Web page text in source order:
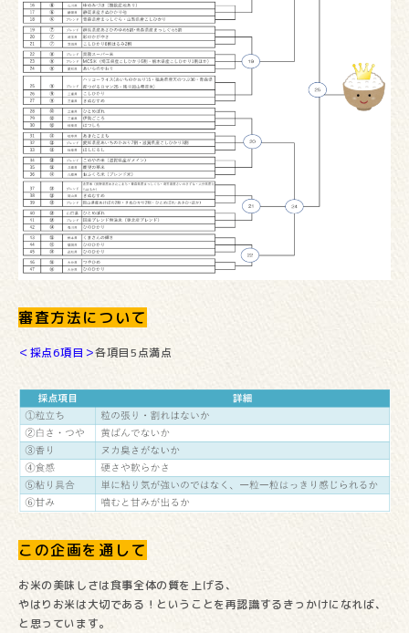
審査方法について
＜採点6項目＞各項目5点満点
この企画を通して
お米の美味しさは食事全体の質を上げる、
やはりお米は大切である！ということを再認識するきっかけになれば、
と思っています。